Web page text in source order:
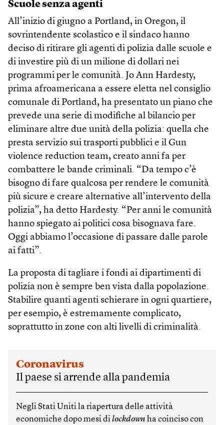
Scuole senza agenti
All’inizio di giugno a Portland, in Oregon, il
sovrintendente scolastico e il sindaco hanno
deciso di ritirare gli agenti di polizia dalle scuole e
di investire più di un milione di dollari nei
programmi per le comunità. Jo Ann Hardesty,
prima afroamericana a essere eletta nel consiglio
comunale di Portland, ha presentato un piano che
prevede una serie di modifiche al bilancio per
eliminare altre due unità della polizia: quella che
presta servizio sui trasporti pubblici e il Gun
violence reduction team, creato anni fa per
combattere le bande criminali. “Da tempo c’è
bisogno di fare qualcosa per rendere le comunità
più sicure e creare alternative all’intervento della
polizia”, ha detto Hardesty. “Per anni le comunità
hanno spiegato ai politici cosa bisognava fare.
Oggi abbiamo l’occasione di passare dalle parole
ai fatti”.
La proposta di tagliare i fondi ai dipartimenti di
polizia non è sempre ben vista dalla popolazione.
Stabilire quanti agenti schierare in ogni quartiere,
per esempio, è estremamente complicato,
soprattutto in zone con alti livelli di criminalità.
Coronavirus
Il paese si arrende alla pandemia
Negli Stati Uniti la riapertura delle attività
economiche dopo mesi dilockdown ha coinciso con